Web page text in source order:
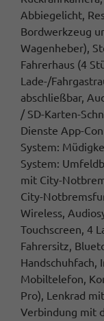
Abbiegelicht,
Bordwerkzeug
Wagenheber),
Fahrerhaus (4
Lade-/
abschließbar,
/ SD-Karten-
Dienste App-
System:
System:
mit City-
City-
Wireless,
Touchscreen, 4
Fahrersitz,
Mobiltelefon,
Pro), Lenkrad
Verbindung mit